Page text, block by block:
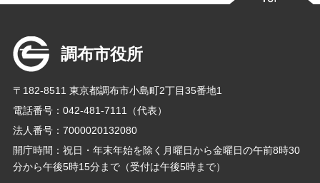
調布市役所
〒182-8511 東京都調布市小島町2丁目35番地1
電話番号：042-481-7111（代表）
法人番号：7000020132080
開庁時間：祝日・年末年始を除く月曜日から金曜日の午前8時30
分から午後5時15分まで（受付は午後5時まで）